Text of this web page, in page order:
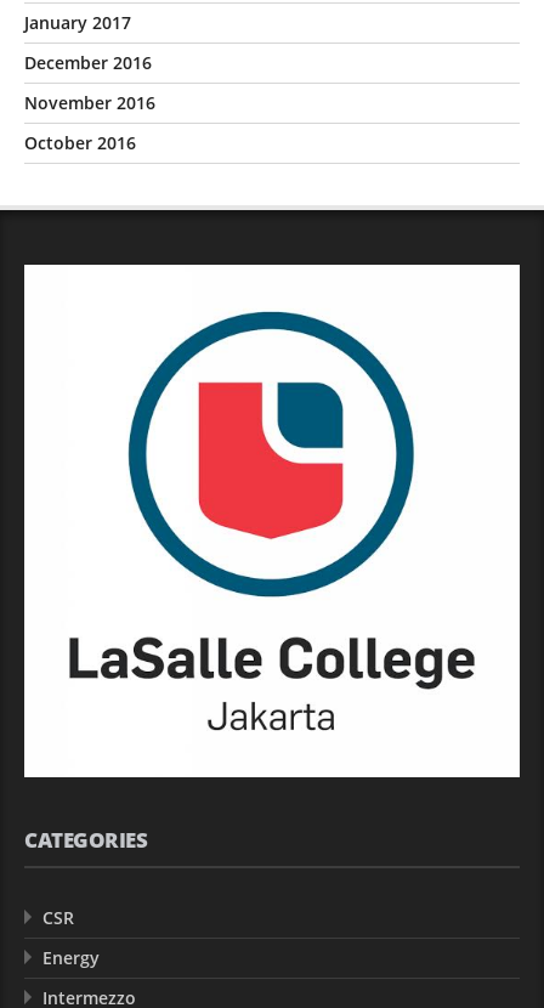
January 2017
December 2016
November 2016
October 2016
CATEGORIES
CSR
Energy
Intermezzo